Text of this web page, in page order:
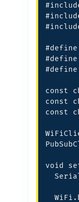
#define
#define
#define
const
const
const
void